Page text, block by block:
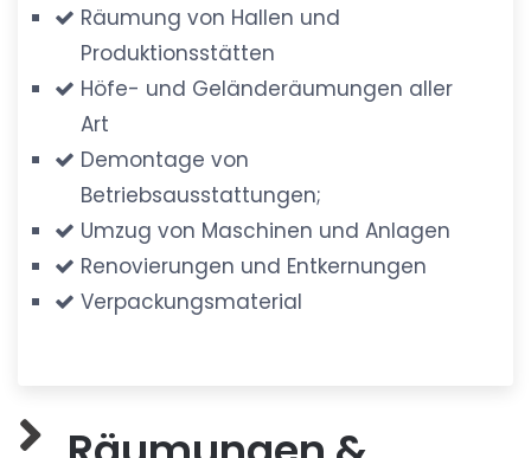
Räumung von Hallen und
Produktionsstätten
Höfe- und Geländeräumungen aller
Art
Demontage von
Betriebsausstattungen;
Umzug von Maschinen und Anlagen
Renovierungen und Entkernungen
Verpackungsmaterial